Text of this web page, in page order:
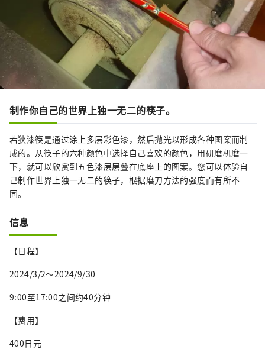
制作你自己的世界上独一无二的筷子。
若狭漆筷是通过涂上多层彩色漆，然后抛光以形成各种图案而制
成的。从筷子的六种颜色中选择自己喜欢的颜色，用研磨机磨一
下，就可以欣赏到五色漆层层叠在底座上的图案。您可以体验自
己制作世界上独一无二的筷子，根据磨刀方法的强度而有所不
同。
信息
【日程】
2024/3/2～2024/9/30
9:00至17:00之间约40分钟
【费用】
400日元